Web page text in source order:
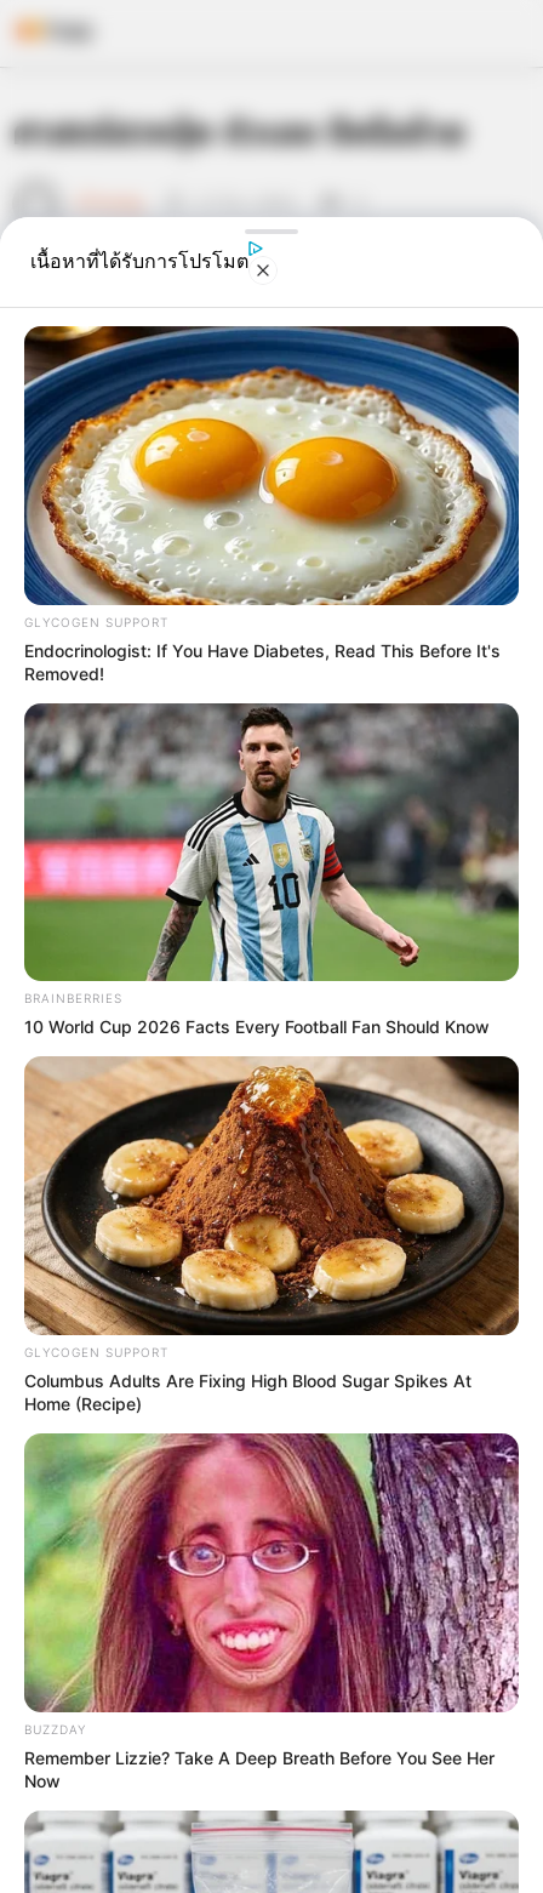
to
content
ศาสตร์ฮวงจุ้ย ตัวเลข ดีหรือร้าย
แชร์
ในศาสตร์ฮวงจุ้ยตัวเลขทุกตัวมีทั้งความหมายที่ดีและร้าย
ซึ่งมีความหมายเฉพาะตัวแฝงไว้ด้วยความลี้ลับมหัศจรรย์
ตัวเลขทุกตัวเกี่ยวข้องอยู่กับชีวิตของเรา และเป็นตัวแทน
ความหมายได้อีกหลายสิ่งหลายอย่าง
ศาสตร์ฮวงจุ้ยตัวเลข ดีหรือร้าย
ตัวเลขที่สัมพันธ์กับ ศาสตร์ฮวงจุ้ย
เลข1 หมายถึง เริ่มต้น เอกเทศ ได้รับความนิยมน้อย แต่
ไม่ใช่โชคร้าย
เลข2หมายถึง เมตตา อ่อนไหว มีชีวิต
เลข3หมายถึง อุบัติเหตุ พลัดพราก
เลข4หมายถึง รอบข้าง มีสัมพันธ์ไมตรี
เลข5หมายถึง ความสมดุล เป็นกลาง
เลข6หมายถึง มั่งคั่ง ร่ำรวย
เลข
หมายถึง อุปสรรค แตกแยก
เลข8หมายถึง ราบรื่นมั่นคง ร่ำรวย ยิ่งใหญ่ไม่สิ้นสุด
เลข9หมายถึง ยั่งยืน ยาวนาน ก้าวหน้า
เลข0
ขอบคุณข้อมูลจาก หนังสือไขรหัสลับด้วยฮวงจุ้ย
เนื้อหาที่ได้รับการโปรโมต
GLYCOGEN SUPPORT
Endocrinologist: If You Have Diabetes, Read This Before It's
Removed!
BRAINBERRIES
10 World Cup 2026 Facts Every Football Fan Should Know
GLYCOGEN SUPPORT
Columbus Adults Are Fixing High Blood Sugar Spikes At
Home (Recipe)
BUZZDAY
Remember Lizzie? Take A Deep Breath Before You See Her
Now